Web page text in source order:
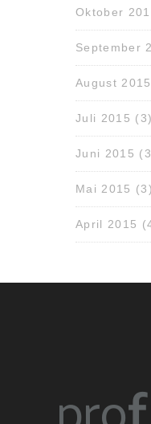
Oktober
September
August 2015
Juli 2015 (3)
Juni 2015
Mai 2015 (3)
April 2015